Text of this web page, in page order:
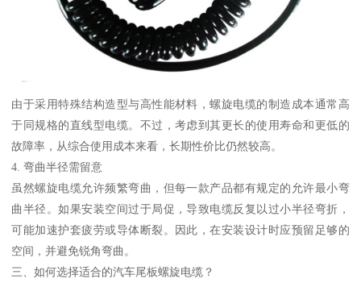
由于采用特殊结构造型与高性能材料，螺旋电缆的制造成本通常高
于同规格的直线型电缆。不过，考虑到其更长的使用寿命和更低的
故障率，从综合使用成本来看，长期性价比仍然较高。
4. 弯曲半径需留意
虽然螺旋电缆允许频繁弯曲，但每一款产品都有规定的允许最小弯
曲半径。如果安装空间过于局促，导致电缆反复以过小半径弯折，
可能加速护套疲劳或导体断裂。因此，在安装设计时应预留足够的
空间，并避免锐角弯曲。
三、如何选择适合的汽车尾板螺旋电缆？